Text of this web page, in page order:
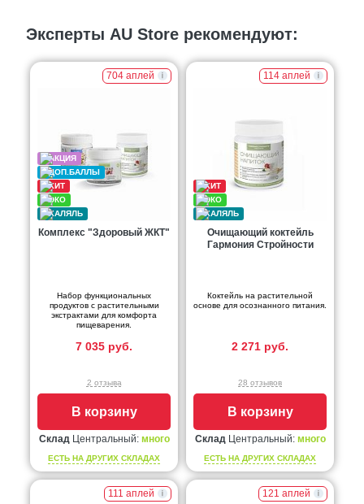
Эксперты AU Store рекомендуют:
704 аплей
Комплекс "Здоровый ЖКТ"
Набор функциональных
продуктов с растительными
экстрактами для комфорта
пищеварения.
7 035 руб.
2 отзыва
В корзину
Склад Центральный: много
ЕСТЬ НА ДРУГИХ СКЛАДАХ
114 аплей
Очищающий коктейль
Гармония Стройности
Коктейль на растительной
основе для осознанного питания.
2 271 руб.
28 отзывов
В корзину
Склад Центральный: много
ЕСТЬ НА ДРУГИХ СКЛАДАХ
111 аплей 121 аплей